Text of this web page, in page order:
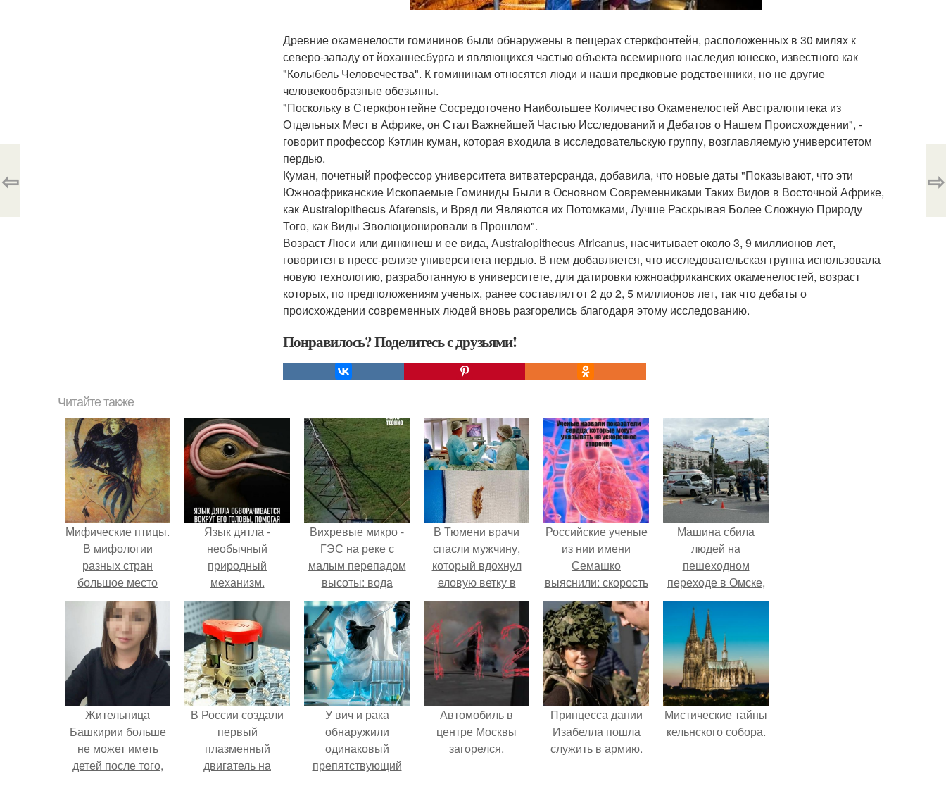
Древние окаменелости гомининов были обнаружены в пещерах стеркфонтейн, расположенных в 30 милях к
северо-западу от йоханнесбурга и являющихся частью объекта всемирного наследия юнеско, известного как
"Колыбель Человечества". К гомининам относятся люди и наши предковые родственники, но не другие
человекообразные обезьяны.
"Поскольку в Стеркфонтейне Сосредоточено Наибольшее Количество Окаменелостей Австралопитека из
Отдельных Мест в Африке, он Стал Важнейшей Частью Исследований и Дебатов о Нашем Происхождении", -
говорит профессор Кэтлин куман, которая входила в исследовательскую группу, возглавляемую университетом
пердью.
Куман, почетный профессор университета витватерсранда, добавила, что новые даты "Показывают, что эти
Южноафриканские Ископаемые Гоминиды Были в Основном Современниками Таких Видов в Восточной Африке,
как Australopithecus Afarensis, и Вряд ли Являются их Потомками, Лучше Раскрывая Более Сложную Природу
Того, как Виды Эволюционировали в Прошлом".
Возраст Люси или динкинеш и ее вида, Australopithecus Africanus, насчитывает около 3, 9 миллионов лет,
говорится в пресс-релизе университета пердью. В нем добавляется, что исследовательская группа использовала
новую технологию, разработанную в университете, для датировки южноафриканских окаменелостей, возраст
которых, по предположениям ученых, ранее составлял от 2 до 2, 5 миллионов лет, так что дебаты о
происхождении современных людей вновь разгорелись благодаря этому исследованию.
Понравилось? Поделитесь с друзьями!
⇦ ⇨
Читайте также
Мифические птицы.
В мифологии
разных стран
большое место
занимают образы
птиц.
Язык дятла -
необычный
природный
механизм.
Вихревые микро -
ГЭС на реке с
малым перепадом
высоты: вода
закручивается в
бетонной камере и
вращает
вертикальную
турбину.
В Тюмени врачи
спасли мужчину,
который вдохнул
еловую ветку в
легкие.
Российские ученые
из нии имени
Семашко
выяснили: скорость
старения напрямую
зависит от
состояния сосудов
и работы сердца.
Машина сбила
людей на
пешеходном
переходе в Омске,
пострадали 8
человек.
Жительница
Башкирии больше
не может иметь
детей после того,
В России создали
первый
плазменный
двигатель на
У вич и рака
обнаружили
одинаковый
препятствующий
Автомобиль в
центре Москвы
загорелся.
Принцесса дании
Изабелла пошла
служить в армию.
Мистические тайны
кельнского собора.